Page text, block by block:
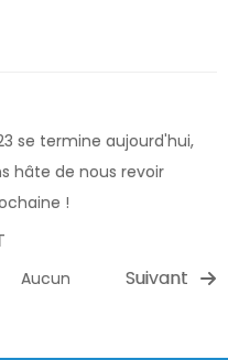
se termine aujourd'hui,
hâte de nous revoir
!
Suivant
Aucun